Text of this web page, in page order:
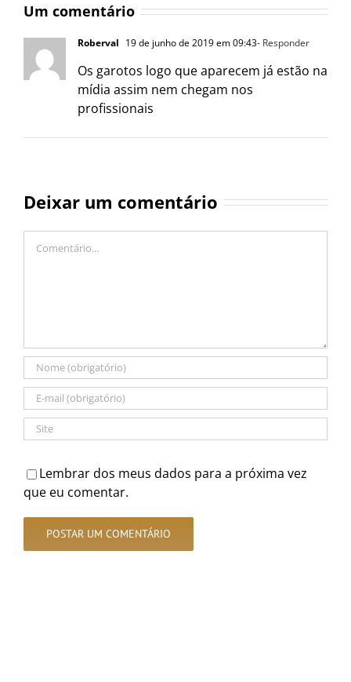
Um comentário
Roberval 19 de junho de 2019 em 09:43- Responder
Os garotos logo que aparecem já estão na
mídia assim nem chegam nos
profissionais
Deixar um comentário
Lembrar dos meus dados para a próxima vez
que eu comentar.